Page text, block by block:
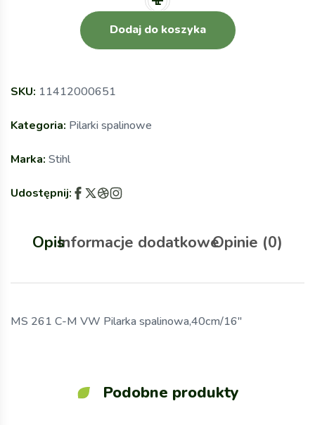
Dodaj do koszyka
SKU: 11412000651
Kategoria: Pilarki spalinowe
Marka: Stihl
Udostępnij:
OpisInformacje dodatkoweOpinie (0)
MS 261 C-M VW Pilarka spalinowa,40cm/16″
Podobne produkty